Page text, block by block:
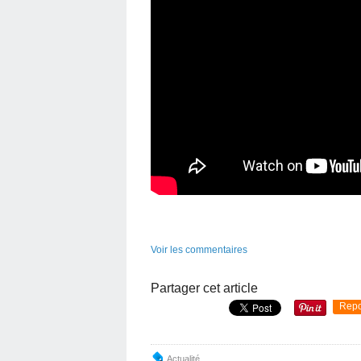
Voir les commentaires
Partager cet article
Actualité